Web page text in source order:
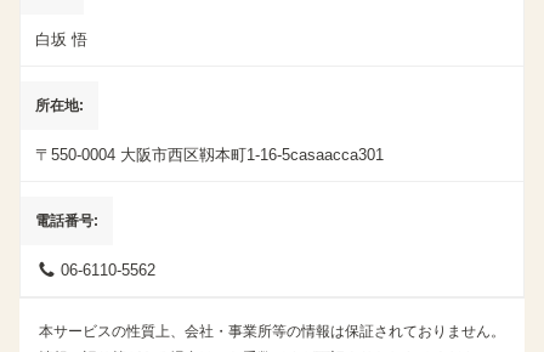
白坂 悟
所在地
〒550-0004 大阪市西区靱本町1-16-5casaacca301
電話番号
06-6110-5562
本サービスの性質上、会社・事業所等の情報は保証されておりません。